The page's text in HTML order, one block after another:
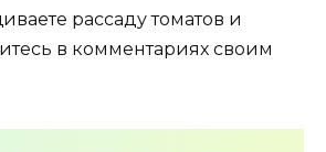
рассаду томатов и
в комментариях своим